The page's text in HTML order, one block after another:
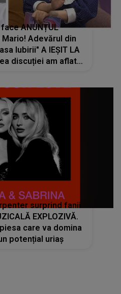
ANUNȚUL
Mario! Adevărul din
Iubirii" A IEȘIT LA
discuției am aflat.
surprind fanii
EXPLOZIVĂ.
care va domina
potențial uriaș